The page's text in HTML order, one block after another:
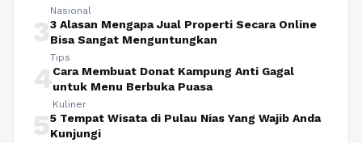
Nasional
33 Alasan Mengapa Jual Properti Secara Online
Bisa Sangat Menguntungkan
Tips
4Cara Membuat Donat Kampung Anti Gagal
untuk Menu Berbuka Puasa
Kuliner
55 Tempat Wisata di Pulau Nias Yang Wajib Anda
Kunjungi